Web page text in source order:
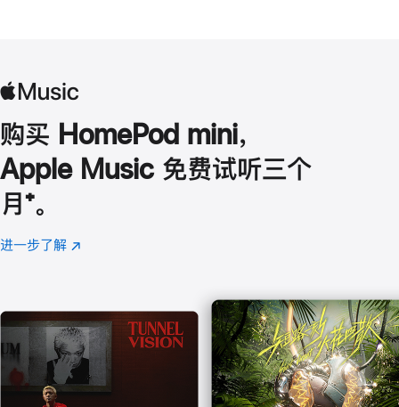
购买 HomePod mini，
Apple Music 免费试听三个
月 脚
注
⁺。
进一步了解 Apple
(在
口
中
打
开)